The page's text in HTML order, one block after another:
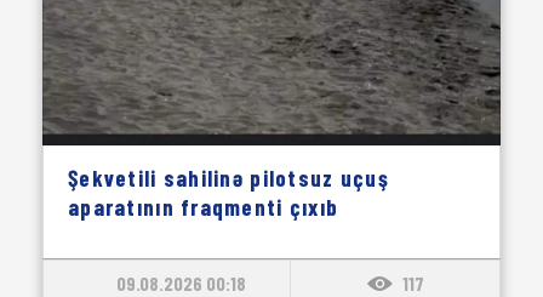
Şekvetili sahilinə pilotsuz uçuş
aparatının fraqmenti çıxıb
09.08.2026 00:18 117